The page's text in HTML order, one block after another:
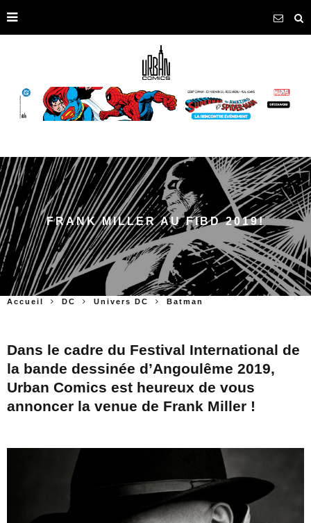
FRANK MILLER AU FIBD 2019!
Accueil DC Univers DC Batman
Dans le cadre du Festival International de
la bande dessinée d’Angoulême 2019,
Urban Comics est heureux de vous
annoncer la venue de Frank Miller !